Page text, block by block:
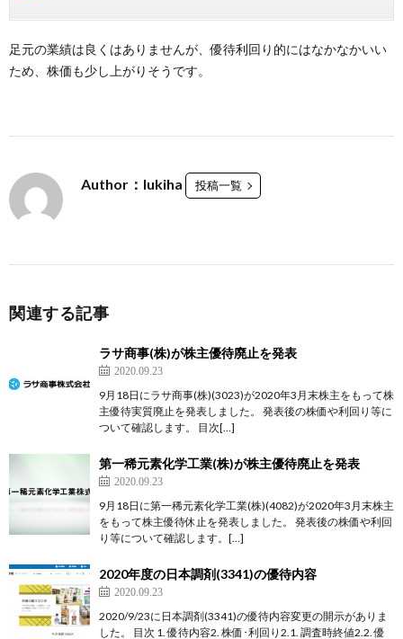
足元の業績は良くはありませんが、優待利回り的にはなかなかいい
ため、株価も少し上がりそうです。
Author：lukiha 投稿一覧
関連する記事
ラサ商事(株)が株主優待廃止を発表
2020.09.23
9月18日にラサ商事(株)(3023)が2020年3月末株主をもって株
主優待実質廃止を発表しました。 発表後の株価や利回り等に
ついて確認します。 目次[…]
第一稀元素化学工業(株)が株主優待廃止を発表
2020.09.23
9月18日に第一稀元素化学工業(株)(4082)が2020年3月末株主
をもって株主優待休止を発表しました。 発表後の株価や利回
り等について確認します。[…]
2020年度の日本調剤(3341)の優待内容
2020.09.23
2020/9/23に日本調剤(3341)の優待内容変更の開示がありま
した。 目次 1. 優待内容2. 株価･利回り2.1. 調査時終値2.2. 優